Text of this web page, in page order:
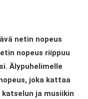
netin nopeus
nopeus riippuu
Älypuhelimelle
joka kattaa
katselun ja musiikin